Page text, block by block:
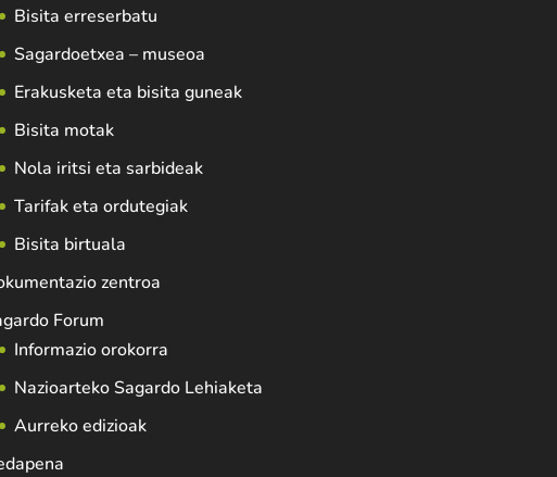
Bisita erreserbatu
Sagardoetxea – museoa
Erakusketa eta bisita guneak
Bisita motak
Nola iritsi eta sarbideak
Tarifak eta ordutegiak
Bisita birtuala
zentroa
Forum
Informazio orokorra
Nazioarteko Sagardo Lehiaketa
Aurreko edizioak